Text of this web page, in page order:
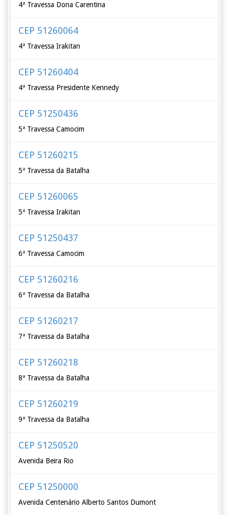
4ª Travessa Dona Carentina
CEP 51260064
4ª Travessa Irakitan
CEP 51260404
4ª Travessa Presidente Kennedy
CEP 51250436
5ª Travessa Camocim
CEP 51260215
5ª Travessa da Batalha
CEP 51260065
5ª Travessa Irakitan
CEP 51250437
6ª Travessa Camocim
CEP 51260216
6ª Travessa da Batalha
CEP 51260217
7ª Travessa da Batalha
CEP 51260218
8ª Travessa da Batalha
CEP 51260219
9ª Travessa da Batalha
CEP 51250520
Avenida Beira Rio
CEP 51250000
Avenida Centenário Alberto Santos Dumont